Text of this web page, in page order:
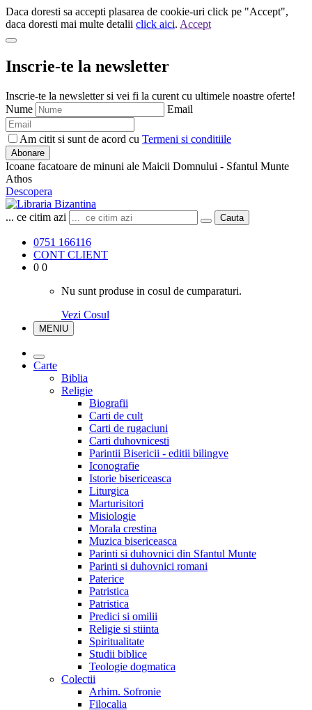
Daca doresti sa accepti plasarea de cookie-uri click pe "Accept",
daca doresti mai multe detalii click aici. Accept
Inscrie-te la newsletter
Inscrie-te la newsletter si vei fi la curent cu ultimele noastre oferte!
Nume
Email
Am citit si sunt de acord cu Termeni si conditiile
Abonare
Icoane facatoare de minuni ale Maicii Domnului - Sfantul Munte
Athos
Descopera
... ce citim azi Cauta
0751 166116
CONT CLIENT
0 0
Nu sunt produse in cosul de cumparaturi.
Vezi Cosul
MENIU
Carte
Biblia
Religie
Biografii
Carti de cult
Carti de rugaciuni
Carti duhovnicesti
Parintii Bisericii - editii bilingve
Iconografie
Istorie bisericeasca
Liturgica
Marturisitori
Misiologie
Morala crestina
Muzica bisericeasca
Parinti si duhovnici din Sfantul Munte
Parinti si duhovnici romani
Paterice
Patristica
Patristica
Predici si omilii
Religie si stiinta
Spiritualitate
Studii biblice
Teologie dogmatica
Colectii
Arhim. Sofronie
Filocalia